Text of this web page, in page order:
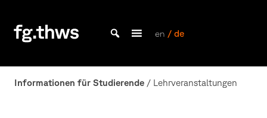
content
Gestaltung
Würzburg
en / de
Informationen für Studierende / Lehrveranstaltungen